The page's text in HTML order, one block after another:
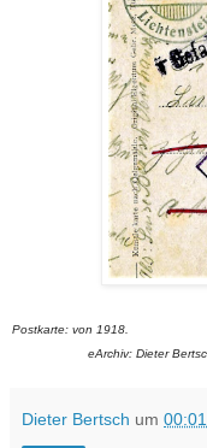
eArchiv: Dieter
Dieter Bertsch um 00:01